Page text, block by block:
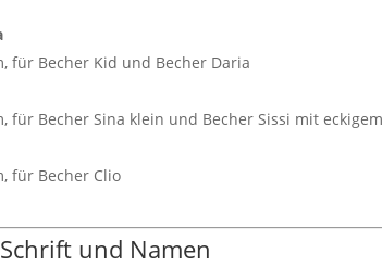
für Becher Kid und Becher Daria
für Becher Sina klein und Becher Sissi mit
für Becher Clio
und Namen